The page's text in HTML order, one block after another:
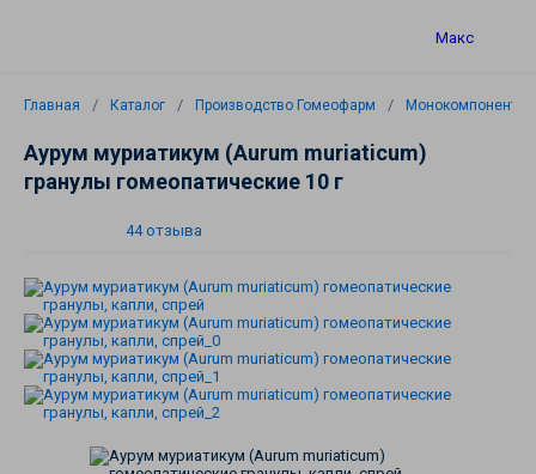
Макс
Главная Каталог Производство Гомеофарм
Аурум муриатикум (Aurum muriaticum)
гранулы гомеопатические 10 г
44 отзыва